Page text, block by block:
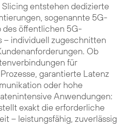
entstehen dedizierte
sogenannte 5G-
des öffentlichen 5G-
– individuell zugeschnitten
Ob
für
garantierte Latenz
oder hohe
Anwendungen:
exakt die erforderliche
– leistungsfähig, zuverlässig